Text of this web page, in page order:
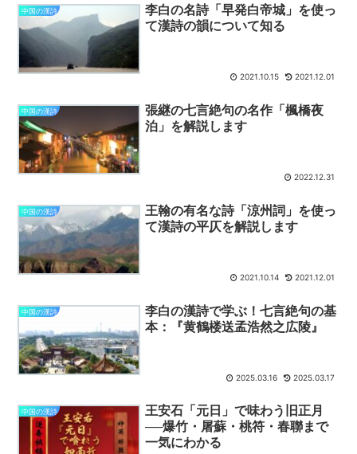
中国の漢詩
李白の名詩「早発白帝城」を使っ
て漢詩の韻について知る
2021.10.15 2021.12.01
中国の漢詩
張継の七言絶句の名作「楓橋夜
泊」を解説します
2022.12.31
中国の漢詩
王翰の有名な詩「涼州詞」を使っ
て漢詩の平仄を解説します
2021.10.14 2021.12.01
中国の漢詩
李白の漢詩で学ぶ！七言絶句の基
本：『黄鶴楼送孟浩然之広陵』
2025.03.16 2025.03.17
中国の漢詩
王安石「元日」で味わう旧正月
──爆竹・屠蘇・桃符・春聯まで
一気にわかる